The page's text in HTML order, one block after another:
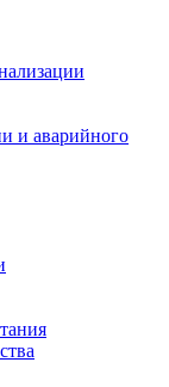
и аварийного